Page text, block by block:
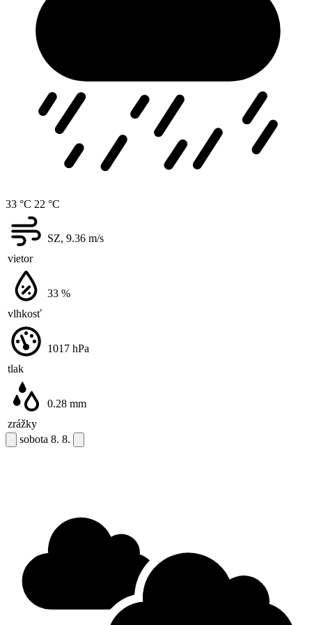
33 °C 22 °C
vietor
SZ, 9.36 m/s
vlhkosť
33 %
tlak
1017 hPa
zrážky
0.28 mm
sobota 8. 8.